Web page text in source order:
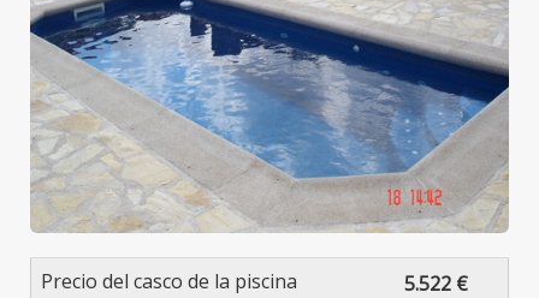
Precio del casco de la piscina
5.522 €